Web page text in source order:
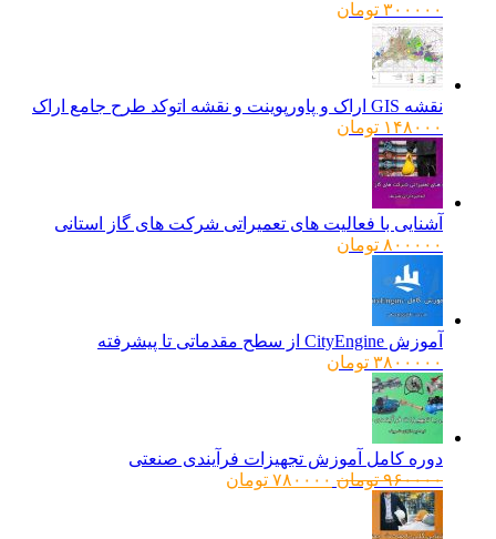
۳۰۰۰۰۰ تومان
نقشه GIS اراک و پاورپوینت و نقشه اتوکد طرح جامع اراک
۱۴۸۰۰۰ تومان
آشنایی با فعالیت های تعمیراتی شرکت های گاز استانی
۸۰۰۰۰۰ تومان
آموزش CityEngine از سطح مقدماتی تا پیشرفته
۳۸۰۰۰۰۰ تومان
دوره کامل آموزش تجهیزات فرآیندی صنعتی
۹۶۰۰۰۰ تومانقیمت
۷۸۰۰۰۰ تومانقیمت